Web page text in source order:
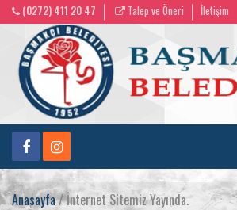
(0272) 411 20 47 Talep ve Öneri İletişim
Anasayfa/ İnternet Sitemiz Yayında.